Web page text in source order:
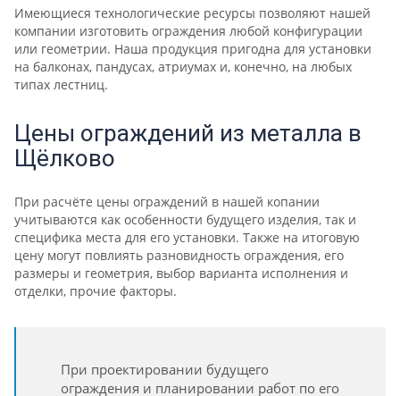
Имеющиеся технологические ресурсы позволяют нашей
компании изготовить ограждения любой конфигурации
или геометрии. Наша продукция пригодна для установки
на балконах, пандусах, атриумах и, конечно, на любых
типах лестниц.
Цены ограждений из металла в
Щёлково
При расчёте цены ограждений в нашей копании
учитываются как особенности будущего изделия, так и
специфика места для его установки. Также на итоговую
цену могут повлиять разновидность ограждения, его
размеры и геометрия, выбор варианта исполнения и
отделки, прочие факторы.
При проектировании будущего
ограждения и планировании работ по его